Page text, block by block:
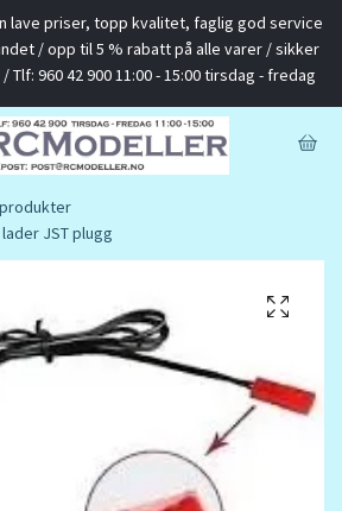
lave priser, topp kvalitet, faglig god service
/ opp til 5 % rabatt på alle varer / sikker
960 42 900 11:00 - 15:00 tirsdag - fredag
JST plugg